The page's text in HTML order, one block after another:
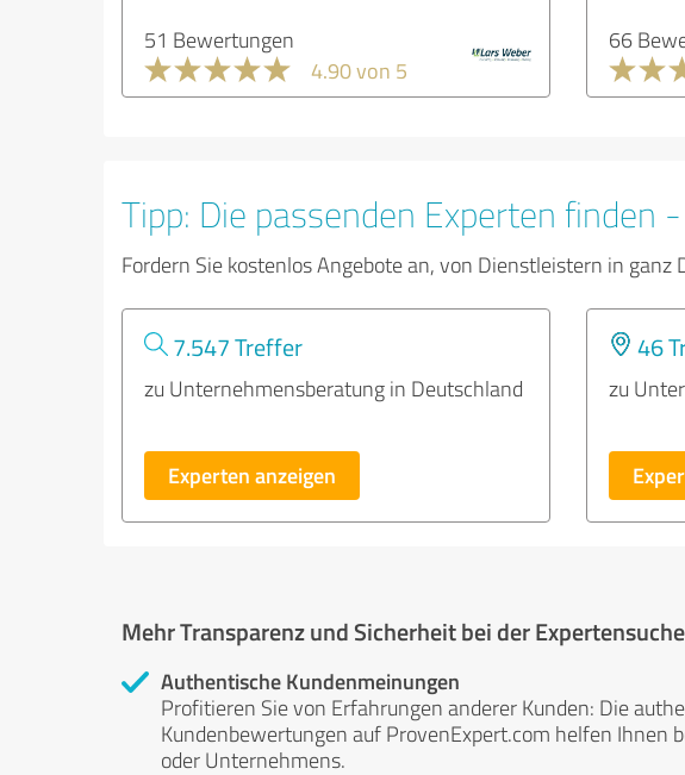
51 Bewertungen
4.90 von 5
66
Tipp: Die passenden Experten finden
Fordern Sie kostenlos Angebote an, von Dienstleistern in
7.547 Treffer
zu Unternehmensberatung in Deutschland
Experten anzeigen
46
zu
Mehr Transparenz und Sicherheit bei der Expertensuche
Authentische Kundenmeinungen
Profitieren Sie von Erfahrungen anderer Kunden: Die
Kundenbewertungen auf ProvenExpert.com helfen Ihnen
oder Unternehmens.